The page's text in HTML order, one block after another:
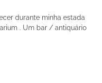
durante minha estada
. Um bar / antiquário